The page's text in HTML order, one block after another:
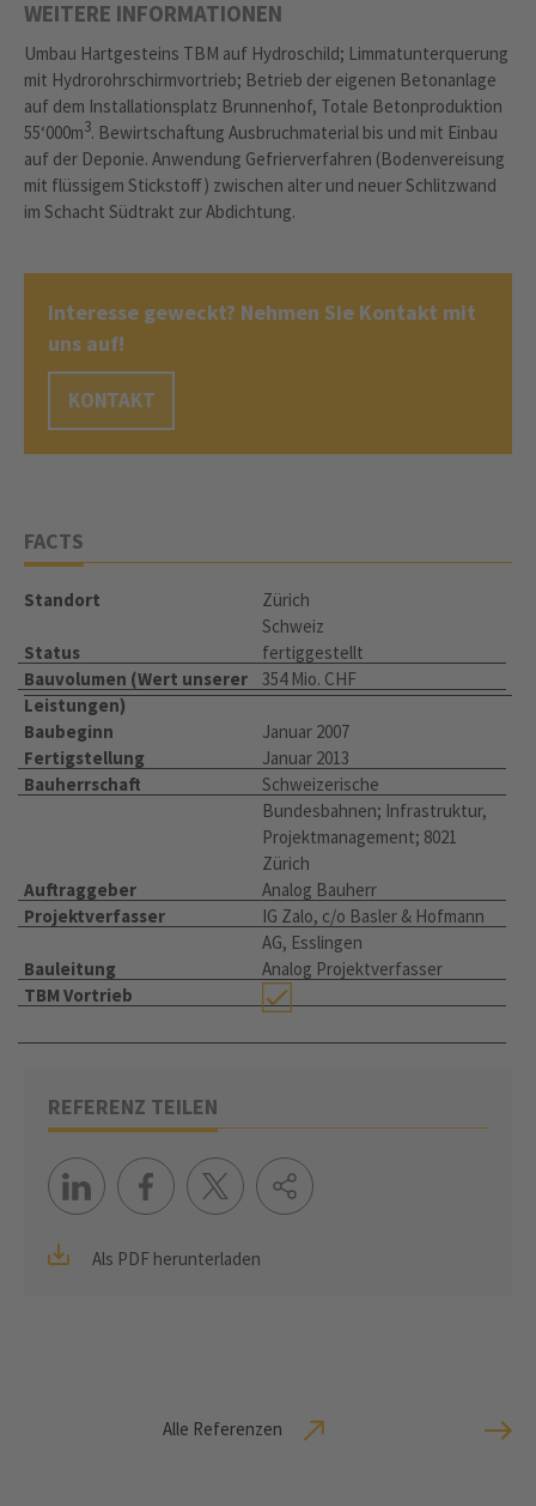
WEITERE INFORMATIONEN
Umbau Hartgesteins TBM auf Hydroschild; Limmatunterquerung
mit Hydrorohrschirmvortrieb; Betrieb der eigenen Betonanlage
auf dem Installationsplatz Brunnenhof, Totale Betonproduktion
55‘000m3. Bewirtschaftung Ausbruchmaterial bis und mit Einbau
auf der Deponie. Anwendung Gefrierverfahren (Bodenvereisung
mit flüssigem Stickstoff) zwischen alter und neuer Schlitzwand
im Schacht Südtrakt zur Abdichtung.
Interesse geweckt? Nehmen Sie Kontakt mit
uns auf!
KONTAKT
FACTS
Standort
Zürich
Schweiz
Status
fertiggestellt
Bauvolumen (Wert unserer
Leistungen)
354 Mio. CHF
Baubeginn
Januar 2007
Fertigstellung
Januar 2013
Bauherrschaft
Schweizerische
Bundesbahnen; Infrastruktur,
Projektmanagement; 8021
Zürich
Auftraggeber
Analog Bauherr
Projektverfasser
IG Zalo, c/o Basler & Hofmann
AG, Esslingen
Bauleitung
Analog Projektverfasser
TBM Vortrieb
REFERENZ TEILEN
Als PDF herunterladen
Alle Referenzen